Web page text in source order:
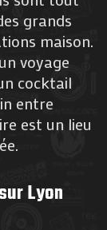
grands
maison.
voyage
cocktail
entre
est un lieu
Lyon